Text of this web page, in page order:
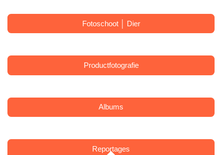
Fotoschoot │ Dier
Productfotografie
Albums
Reportages